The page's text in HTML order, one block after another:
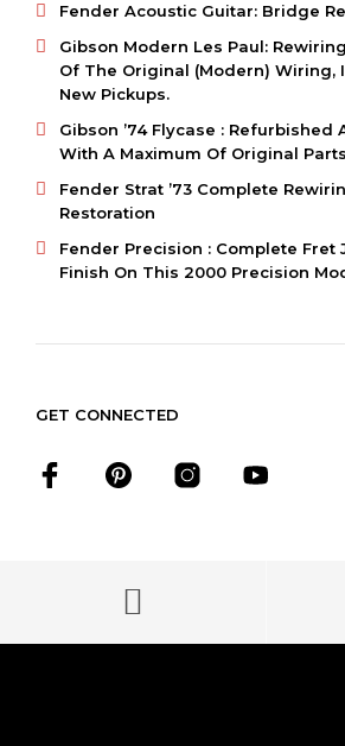
Fender Acoustic Guitar: Bridge
Gibson Modern Les Paul:
Of The Original (modern) Wiring,
New Pickups.
Gibson ’74 Flycase : Refurbished
With A Maximum Of Original Parts
Fender Strat ’73 Complete
Restoration
Fender Precision : Complete Fret
Finish On This 2000 Precision
GET CONNECTED